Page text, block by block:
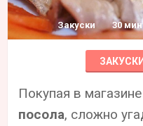
Закуски 30
ЗАКУСКИ
Покупая в магазине
посола, сложно